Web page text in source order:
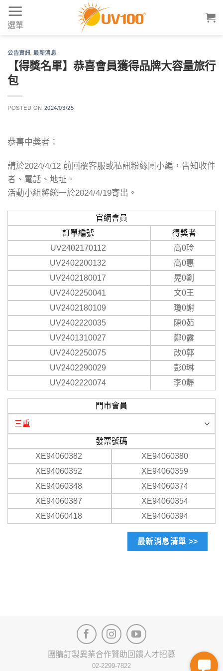
Skip
content
選單
公告資訊 ,最新消息
【得獎名單】恭喜會員獲得品牌大容量旅行
包
POSTED ON 2024/03/25
恭喜中獎者：
請於2024/4/12 前回覆客服或私訊粉絲團小編，告知收件
者、電話、地址。
活動小組將統一於2024/4/19寄出。
官網會員
訂單編號
得獎者
UV2402170112
高0玲
UV2402200132
高0惠
UV2402180017
晃0劉
UV2402250041
文0王
UV2402180109
瓊0謝
UV2402220035
陳0茹
UV2401310027
鄭0露
UV2402250075
改0郭
UV2402290029
彭0琳
UV2402220074
李0靜
門市會員
發票號碼
XE94060382
XE94060380
XE94060352
XE94060359
XE94060348
XE94060374
XE94060387
XE94060354
XE94060418
XE94060394
最新消息清單 >>
團購訂製異業合作贊助回饋人才招募
02-2299-7822